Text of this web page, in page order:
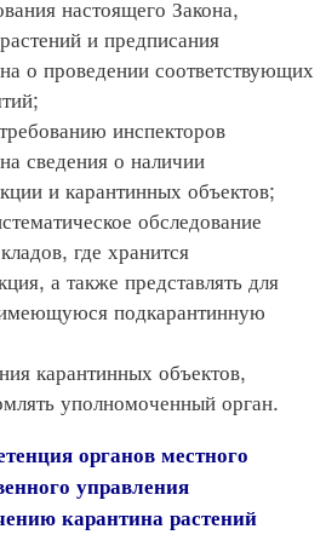
настоящего Закона,
и предписания
о проведении соответствующих
инспекторов
сведения о наличии
и карантинных объектов;
обследование
где хранится
а также представлять для
подкарантинную
карантинных объектов,
уполномоченный орган.
органов местного
управления
растений